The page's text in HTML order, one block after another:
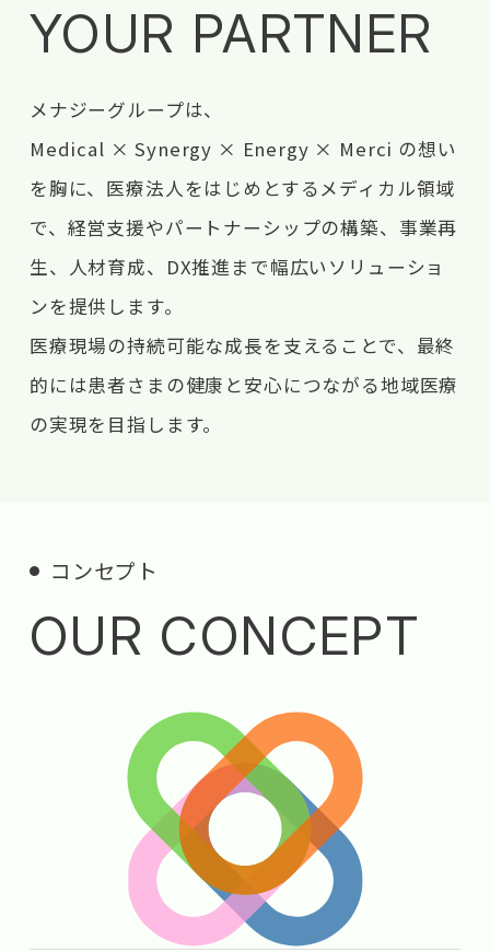
YOUR PARTNER
メナジーグループは、
Medical × Synergy × Energy × Merci の想い
を胸に、医療法人をはじめとするメディカル領域
で、経営支援やパートナーシップの構築、事業再
生、人材育成、DX推進まで幅広いソリューショ
ンを提供します。
医療現場の持続可能な成長を支えることで、最終
的には患者さまの健康と安心につながる地域医療
の実現を目指します。
コンセプト
OUR CONCEPT